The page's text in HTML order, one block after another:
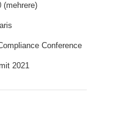
(mehrere)
Conference
2021